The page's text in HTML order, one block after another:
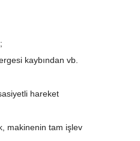
kaybından vb.
hareket
makinenin tam işlev